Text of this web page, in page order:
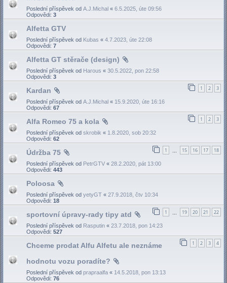
Poslední příspěvek od A.J.Michal « 6.5.2025, úte 09:56
Odpovědi: 3
Alfetta GTV
Poslední příspěvek od Kubas « 4.7.2023, úte 22:08
Odpovědi: 7
Alfetta GT stěrače (design)
Poslední příspěvek od Harous « 30.5.2022, pon 22:58
Odpovědi: 3
1 2 3
Kardan
Poslední příspěvek od A.J.Michal « 15.9.2020, úte 16:16
Odpovědi: 67
1 2 3
Alfa Romeo 75 a kola
Poslední příspěvek od skrobik « 1.8.2020, sob 20:32
Odpovědi: 62
1 15 16 17 18
Údržba 75
Poslední příspěvek od PetrGTV « 28.2.2020, pát 13:00
Odpovědi: 443
Poloosa
Poslední příspěvek od yetyGT « 27.9.2018, čtv 10:34
Odpovědi: 18
1 19 20 21 22
sportovní úpravy-rady tipy atd
Poslední příspěvek od Rasputin « 23.7.2018, pon 14:23
Odpovědi: 527
1 2 3 4
Chceme prodat Alfu Alfetu ale neznáme
hodnotu vozu poradíte?
Poslední příspěvek od prapraalfa « 14.5.2018, pon 13:13
Odpovědi: 76